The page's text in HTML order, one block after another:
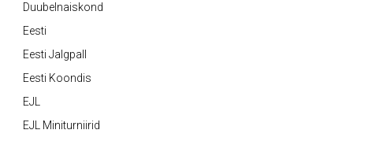
Duubelnaiskond
Eesti
Eesti Jalgpall
Eesti Koondis
EJL
EJL Miniturniirid